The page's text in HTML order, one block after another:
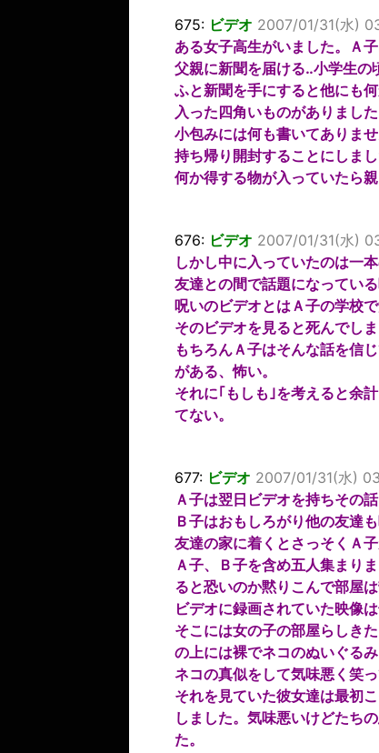
675: ビデオ 2007/01/31(水)
ある女子高生がいました。Ａ
父親に新聞を届ける‥小学生の
ふと新聞を手にすると他にも
入った四角いものがありました
小包みには何も書いてありま
持ち帰り開封することにしまし
何か得する物が入っていたら
676: ビデオ 2007/01/31(水)
しかし中に入っていたのは一
友達との間で話題になってい
呪いのビデオとはＡ子の学校
そのビデオを見ると死んでし
もちろんＡ子はそんな話を信
がある、怖い。
それに｢もしも｣を考えると余
てない。
677: ビデオ 2007/01/31(水)
Ａ子は翌日ビデオを持ちその
Ｂ子はおもしろがり他の友達
友達の家に着くとさっそくＡ
Ａ子、Ｂ子を含め五人集まり
ると恐いのか黙りこんで部屋
ビデオに録画されていた映像
そこには女の子の部屋らしき
の上には裸でネコのぬいぐる
ネコの真似をして気味悪く笑
それを見ていた彼女達は最初
しました。気味悪いけどたち
た。